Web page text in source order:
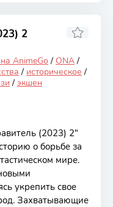
2
AnimeGo / ONA /
/ историческое /
/ экшен
(2023) 2"
о борьбе за
мире.
укрепить свое
Захватывающие